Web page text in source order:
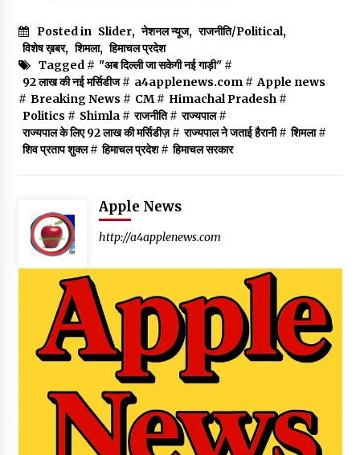
Posted in Slider, नेशनल न्यूज, राजनीति/Political,
विशेष ख़बर, शिमला, हिमाचल प्रदेश
Tagged # "अब दिल्ली जा सकेगी नई गाड़ी"#
92 लाख की नई मर्सिडीज# a4applenews.com# Apple news
# Breaking News # CM# Himachal Pradesh#
Politics # Shimla# राजनीति# राज्यपाल#
राज्यपाल के लिए 92 लाख की मर्सिडीज़# राज्यपाल ने जताई हैरानी# शिमला#
शिव प्रताप शुक्ल# हिमाचल प्रदेश# हिमाचल सरकार
Apple News
http://a4applenews.com